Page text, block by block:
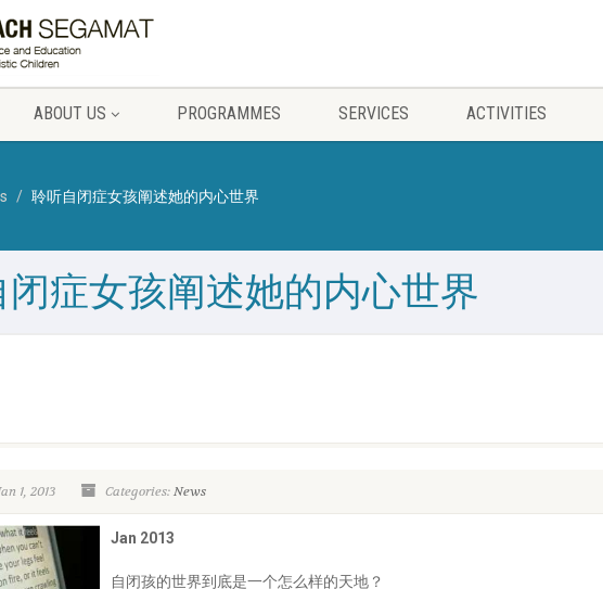
ABOUT US PROGRAMMES SERVICES ACTIVITIES
聆听自闭症女孩阐述她的内心世界
症女孩阐述她的内心世界
1, 2013 Categories:News
Jan 2013
自闭孩的世界到底是一个怎么样的天地？